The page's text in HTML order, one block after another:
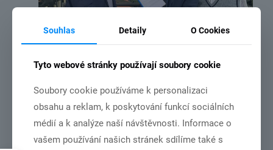
MČR družstev v roce 2022 bude v Chebu.
Číst více
Souhlas Detaily O Cookies
Tyto webové stránky používají soubory cookie
Soubory cookie používáme k personalizaci
obsahu a reklam, k poskytování funkcí sociálních
médií a k analýze naší návštěvnosti. Informace o
vašem používání našich stránek sdílíme také s